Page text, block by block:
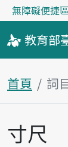
無障礙便捷
教育部
首頁 詞
主內容區塊
寸尺